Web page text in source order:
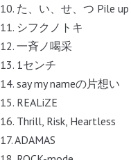
10. た、い、せ、つ Pile up
11. シフクノトキ
12. 一斉ノ喝采
13. 1センチ
14. say my nameの片想い
15. REALiZE
16. Thrill, Risk, Heartless
17. ADAMAS